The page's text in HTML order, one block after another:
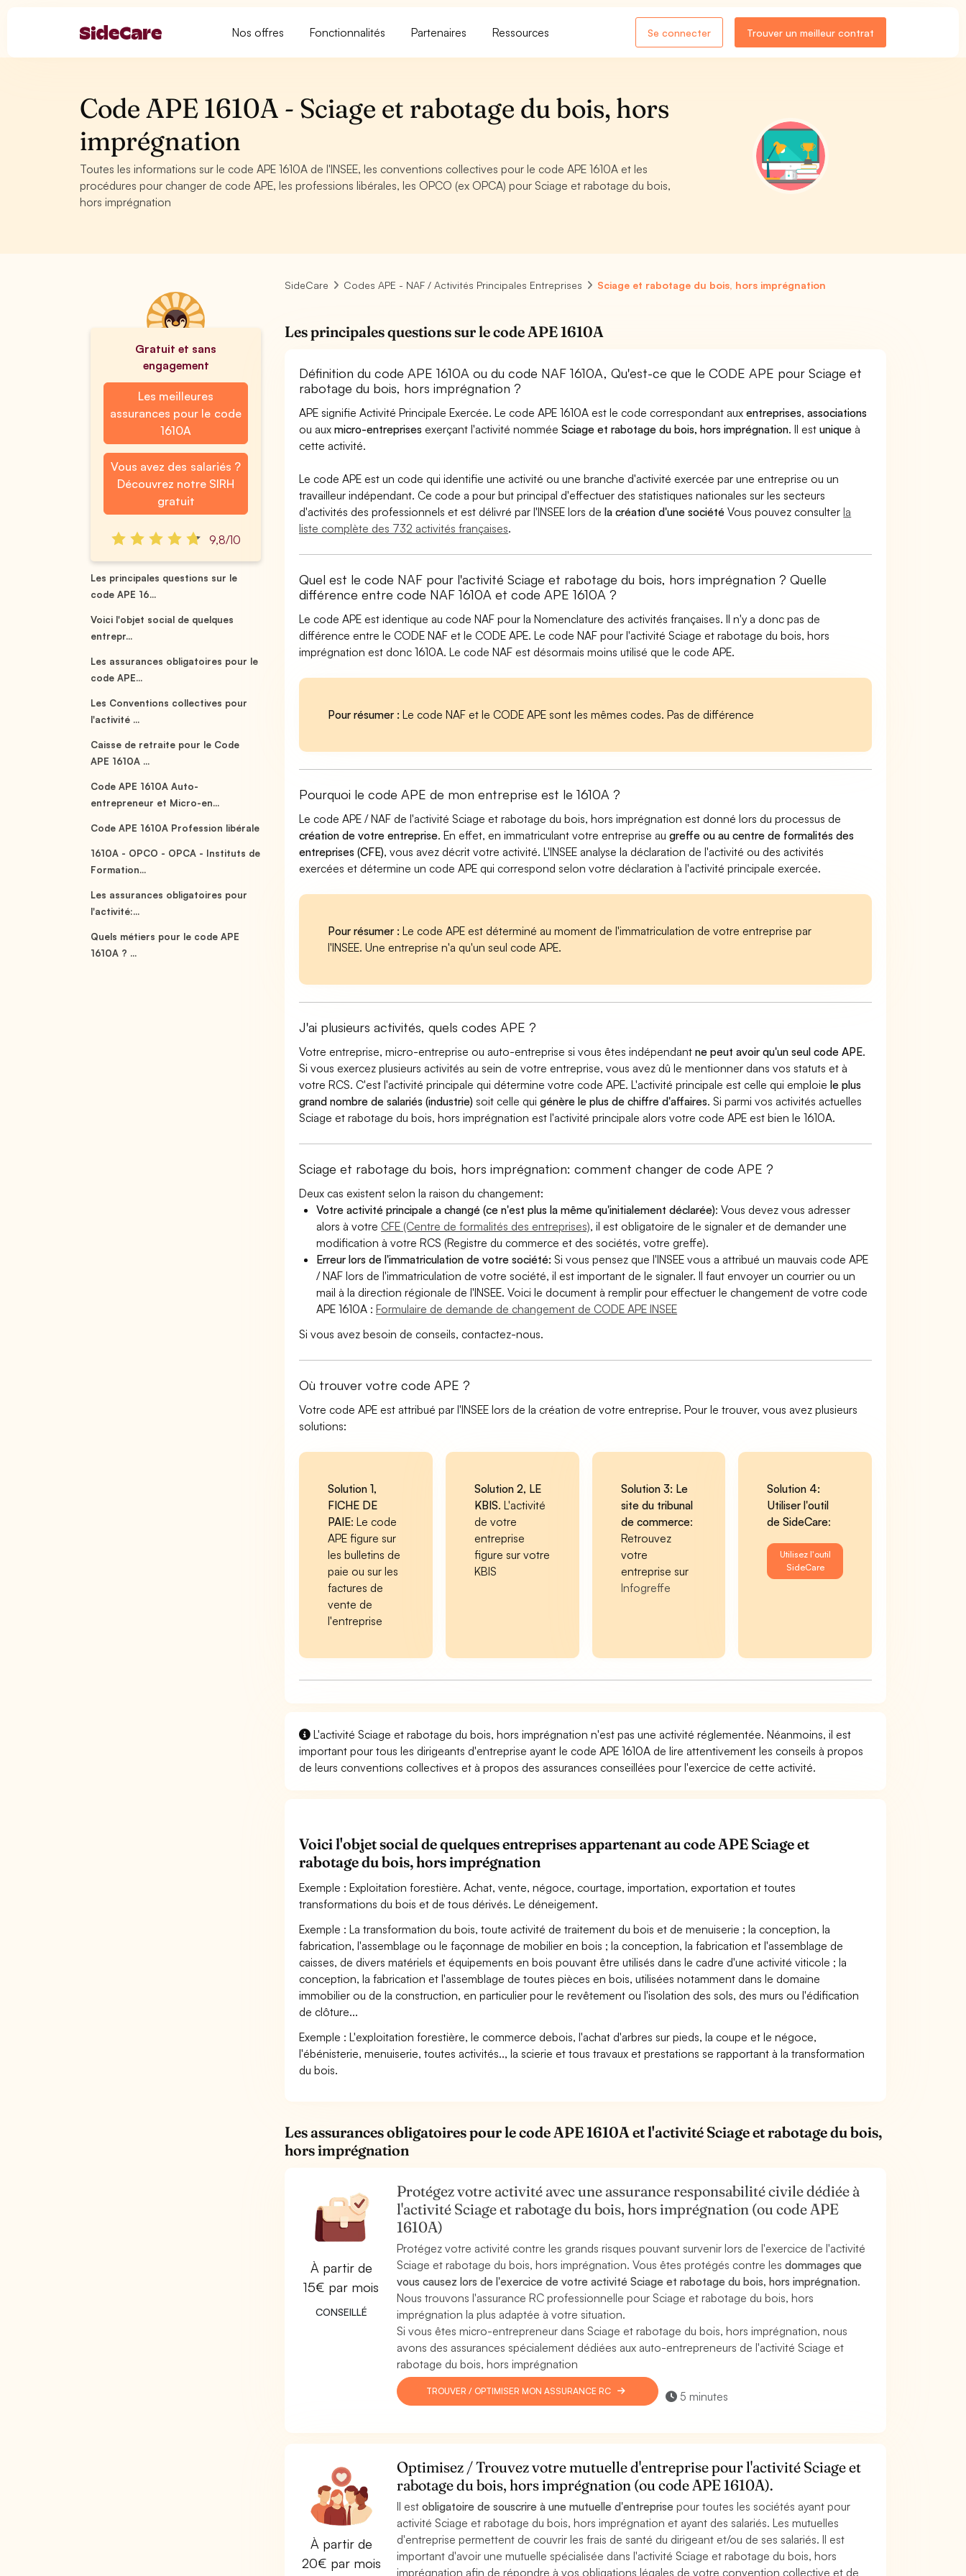
Nos offres Fonctionnalités Partenaires Ressources Se connecter Trouver un meilleur contrat
Code APE 1610A - Sciage et rabotage du bois, hors
imprégnation
Toutes les informations sur le code APE 1610A de l'INSEE, les conventions collectives pour le code APE 1610A et les
procédures pour changer de code APE, les professions libérales, les OPCO (ex OPCA) pour Sciage et rabotage du bois,
hors imprégnation
Gratuit et sans
engagement
Les meilleures
assurances pour le code
1610A
Vous avez des salariés ?
Découvrez notre SIRH
gratuit
9,8/10
Les principales questions sur le
code APE 16...
Voici l'objet social de quelques
entrepr...
Les assurances obligatoires pour le
code APE...
Les Conventions collectives pour
l'activité ...
Caisse de retraite pour le Code
APE 1610A ...
Code APE 1610A Auto-
entrepreneur et Micro-en...
Code APE 1610A Profession libérale
1610A - OPCO - OPCA - Instituts de
Formation...
Les assurances obligatoires pour
l'activité:...
Quels métiers pour le code APE
1610A ? ...
SideCare Codes APE - NAF / Activités Principales Entreprises Sciage et rabotage du bois, hors imprégnation
Les principales questions sur le code APE 1610A
Définition du code APE 1610A ou du code NAF 1610A, Qu'est-ce que le CODE APE pour Sciage et
rabotage du bois, hors imprégnation ?
APE signifie Activité Principale Exercée. Le code APE 1610A est le code correspondant auxentreprises,associations
ou auxmicro-entreprises exerçant l'activité nomméeSciage et rabotage du bois, hors imprégnation. Il estunique à
cette activité.
Le code APE est un code qui identifie une activité ou une branche d'activité exercée par une entreprise ou un
travailleur indépendant. Ce code a pour but principal d'effectuer des statistiques nationales sur les secteurs
d'activités des professionnels et est délivré par l'INSEE lors dela création d'une société Vous pouvez consulterla
liste complète des 732 activités françaises.
Quel est le code NAF pour l'activité Sciage et rabotage du bois, hors imprégnation ? Quelle
différence entre code NAF 1610A et code APE 1610A ?
Le code APE est identique au code NAF pour la Nomenclature des activités françaises. Il n'y a donc pas de
différence entre le CODE NAF et le CODE APE. Le code NAF pour l'activité Sciage et rabotage du bois, hors
imprégnation est donc 1610A. Le code NAF est désormais moins utilisé que le code APE.
Pour résumer : Le code NAF et le CODE APE sont les mêmes codes. Pas de différence
Pourquoi le code APE de mon entreprise est le 1610A ?
Le code APE / NAF de l'activité Sciage et rabotage du bois, hors imprégnation est donné lors du processus de
création de votre entreprise. En effet, en immatriculant votre entreprise augreffe ou au centre de formalités des
entreprises (CFE), vous avez décrit votre activité. L'INSEE analyse la déclaration de l'activité ou des activités
exercées et détermine un code APE qui correspond selon votre déclaration à l'activité principale exercée.
Pour résumer : Le code APE est déterminé au moment de l'immatriculation de votre entreprise par
l'INSEE. Une entreprise n'a qu'un seul code APE.
J'ai plusieurs activités, quels codes APE ?
Votre entreprise, micro-entreprise ou auto-entreprise si vous êtes indépendantne peut avoir qu'un seul code APE.
Si vous exercez plusieurs activités au sein de votre entreprise, vous avez dû le mentionner dans vos statuts et à
votre RCS. C'est l'activité principale qui détermine votre code APE. L'activité principale est celle qui emploiele plus
grand nombre de salariés (industrie) soit celle quigénère le plus de chiffre d'affaires. Si parmi vos activités actuelles
Sciage et rabotage du bois, hors imprégnation est l'activité principale alors votre code APE est bien le 1610A.
Sciage et rabotage du bois, hors imprégnation: comment changer de code APE ?
Deux cas existent selon la raison du changement:
Votre activité principale a changé (ce n'est plus la même qu'initialement déclarée): Vous devez vous adresser
alors à votre CFE (Centre de formalités des entreprises), il est obligatoire de le signaler et de demander une
modification à votre RCS (Registre du commerce et des sociétés, votre greffe).
Erreur lors de l'immatriculation de votre société:Si vous pensez que l'INSEE vous a attribué un mauvais code APE
/ NAF lors de l'immatriculation de votre société, il est important de le signaler. Il faut envoyer un courrier ou un
mail à la direction régionale de l'INSEE. Voici le document à remplir pour effectuer le changement de votre code
APE 1610A :Formulaire de demande de changement de CODE APE INSEE
Si vous avez besoin de conseils, contactez-nous.
Où trouver votre code APE ?
Votre code APE est attribué par l'INSEE lors de la création de votre entreprise. Pour le trouver, vous avez plusieurs
solutions:
Solution 1,
FICHE DE
PAIE: Le code
APE figure sur
les bulletins de
paie ou sur les
factures de
vente de
l'entreprise
Solution 2, LE
KBIS. L'activité
de votre
entreprise
figure sur votre
KBIS
Solution 3: Le
site du tribunal
de commerce:
Retrouvez
votre
entreprise sur
Infogreffe
Solution 4:
Utiliser l'outil
de SideCare:
Utilisez l'outil
SideCare
L'activité Sciage et rabotage du bois, hors imprégnation n'est pas une activité réglementée. Néanmoins, il est
important pour tous les dirigeants d'entreprise ayant le code APE 1610A de lire attentivement les conseils à propos
de leurs conventions collectives et à propos des assurances conseillées pour l'exercice de cette activité.
Voici l'objet social de quelques entreprises appartenant au code APE Sciage et
rabotage du bois, hors imprégnation
Exemple : Exploitation forestière. Achat, vente, négoce, courtage, importation, exportation et toutes
transformations du bois et de tous dérivés. Le déneigement.
Exemple : La transformation du bois, toute activité de traitement du bois et de menuiserie ; la conception, la
fabrication, l'assemblage ou le façonnage de mobilier en bois ; la conception, la fabrication et l'assemblage de
caisses, de divers matériels et équipements en bois pouvant être utilisés dans le cadre d'une activité viticole ; la
conception, la fabrication et l'assemblage de toutes pièces en bois, utilisées notamment dans le domaine
immobilier ou de la construction, en particulier pour le revêtement ou l'isolation des sols, des murs ou l'édification
de clôture...
Exemple : L'exploitation forestière, le commerce debois, l'achat d'arbres sur pieds, la coupe et le négoce,
l'ébénisterie, menuiserie, toutes activités.., la scierie et tous travaux et prestations se rapportant à la transformation
du bois.
Les assurances obligatoires pour le code APE 1610A et l'activité Sciage et rabotage du bois,
hors imprégnation
À partir de
15€ par mois
CONSEILLÉ
Protégez votre activité avec une assurance responsabilité civile dédiée à
l'activité Sciage et rabotage du bois, hors imprégnation (ou code APE
1610A)
Protégez votre activité contre les grands risques pouvant survenir lors de l'exercice de l'activité
Sciage et rabotage du bois, hors imprégnation. Vous êtes protégés contre lesdommages que
vous causez lors de l'exercice de votre activité Sciage et rabotage du bois, hors imprégnation.
Nous trouvons l'assurance RC professionnelle pour Sciage et rabotage du bois, hors
imprégnation la plus adaptée à votre situation.
Si vous êtes micro-entrepreneur dans Sciage et rabotage du bois, hors imprégnation, nous
avons des assurances spécialement dédiées aux auto-entrepreneurs de l'activité Sciage et
rabotage du bois, hors imprégnation
TROUVER / OPTIMISER MON ASSURANCE RC 5 minutes
À partir de
20€ par mois
Optimisez / Trouvez votre mutuelle d'entreprise pour l'activité Sciage et
rabotage du bois, hors imprégnation (ou code APE 1610A).
Il est obligatoire de souscrire à une mutuelle d'entreprise pour toutes les sociétés ayant pour
activité Sciage et rabotage du bois, hors imprégnation et ayant des salariés. Les mutuelles
d'entreprise permettent de couvrir les frais de santé du dirigeant et/ou de ses salariés. Il est
important d'avoir une mutuelle spécialisée dans l'activité Sciage et rabotage du bois, hors
imprégnation afin de répondre à vos obligations légales de votre convention collective et de